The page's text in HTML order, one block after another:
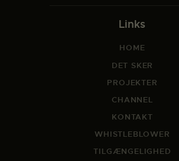
Links
HOME
DET SKER
PROJEKTER
CHANNEL
KONTAKT
WHISTLEBLOWER
TILGÆNGELIGHED